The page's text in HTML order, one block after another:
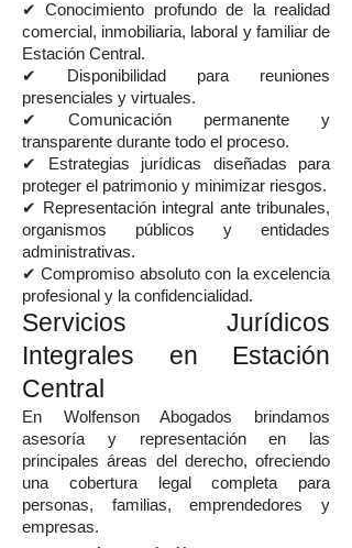
✔ Conocimiento profundo de la realidad
comercial, inmobiliaria, laboral y familiar de
Estación Central.
✔ Disponibilidad para reuniones
presenciales y virtuales.
✔ Comunicación permanente y
transparente durante todo el proceso.
✔ Estrategias jurídicas diseñadas para
proteger el patrimonio y minimizar riesgos.
✔ Representación integral ante tribunales,
organismos públicos y entidades
administrativas.
✔ Compromiso absoluto con la excelencia
profesional y la confidencialidad.
Servicios Jurídicos
Integrales en Estación
Central
En Wolfenson Abogados brindamos
asesoría y representación en las
principales áreas del derecho, ofreciendo
una cobertura legal completa para
personas, familias, emprendedores y
empresas.